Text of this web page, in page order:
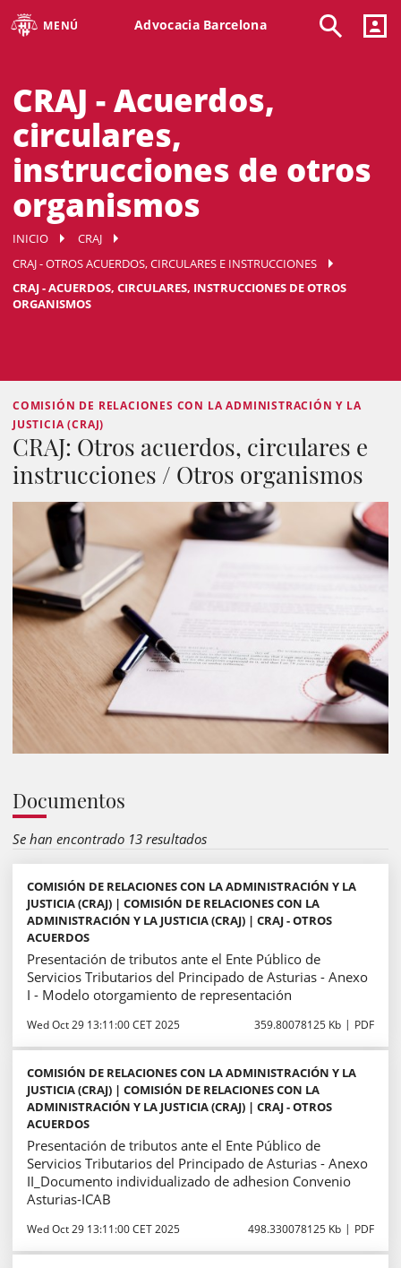
MENÚ Advocacia Barcelona
CRAJ - Acuerdos,
circulares,
instrucciones de otros
organismos
INICIO
CRAJ
CRAJ - OTROS ACUERDOS, CIRCULARES E INSTRUCCIONES
CRAJ - ACUERDOS, CIRCULARES, INSTRUCCIONES DE OTROS
ORGANISMOS
COMISIÓN DE RELACIONES CON LA ADMINISTRACIÓN Y LA
JUSTICIA (CRAJ)
CRAJ: Otros acuerdos, circulares e
instrucciones / Otros organismos
Documentos
Se han encontrado 13 resultados
COMISIÓN DE RELACIONES CON LA ADMINISTRACIÓN Y LA
JUSTICIA (CRAJ) | COMISIÓN DE RELACIONES CON LA
ADMINISTRACIÓN Y LA JUSTICIA (CRAJ) | CRAJ - OTROS
ACUERDOS
Presentación de tributos ante el Ente Público de
Servicios Tributarios del Principado de Asturias - Anexo
I - Modelo otorgamiento de representación
Wed Oct 29 13:11:00 CET 2025 359.80078125 Kb PDF
COMISIÓN DE RELACIONES CON LA ADMINISTRACIÓN Y LA
JUSTICIA (CRAJ) | COMISIÓN DE RELACIONES CON LA
ADMINISTRACIÓN Y LA JUSTICIA (CRAJ) | CRAJ - OTROS
ACUERDOS
Presentación de tributos ante el Ente Público de
Servicios Tributarios del Principado de Asturias - Anexo
II_Documento individualizado de adhesion Convenio
Asturias-ICAB
Wed Oct 29 13:11:00 CET 2025 498.330078125 Kb PDF